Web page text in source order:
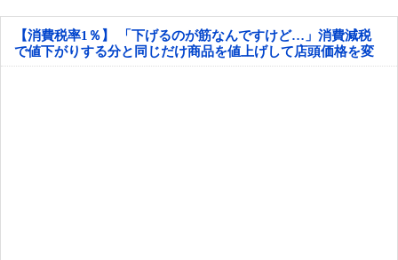
【消費税率1％】 「下げるのが筋なんですけど…」消費減税
で値下がりする分と同じだけ商品を値上げして店頭価格を変
えない店も